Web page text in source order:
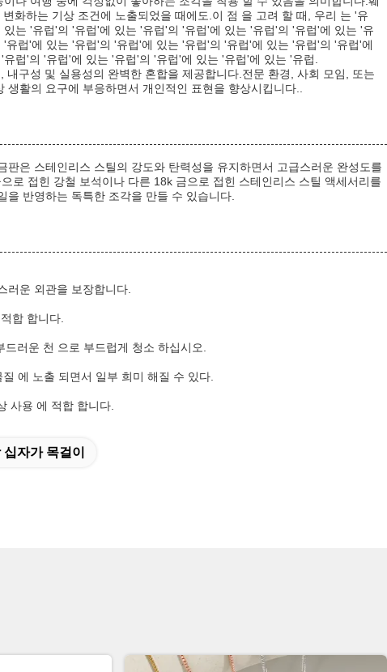
화하는 기상 조건에 노출되었을 때에도.이 점 을 고려 할 때, 우리 는 '유
는 '유럽'의 '유럽'에 있는 '유럽'의 '유럽'에 있는 '유럽'의 '유럽'에 있는 '유
럽'에 있는 '유럽'의 '유럽'에 있는 '유럽'의 '유럽'에 있는 '유럽'의 '유럽'에
럽'의 '유럽'에 있는 '유럽'의 '유럽'에 있는 '유럽'에 있는 '유럽.
구성 및 실용성의 완벽한 혼합을 제공합니다.전문 환경, 사회 모임, 또는
활의 요구에 부응하면서 개인적인 표현을 향상시킵니다..
은 스테인리스 스틸의 강도와 탄력성을 유지하면서 고급스러운 완성도를
로 접힌 강철 보석이나 다른 18k 금으로 접힌 스테인리스 스틸 액세서리를
반영하는 독특한 조각을 만들 수 있습니다.
러운 외관을 보장합니다.
합 합니다.
러운 천 으로 부드럽게 청소 하십시오.
에 노출 되면서 일부 희미 해질 수 있다.
사용 에 적합 합니다.
자가 목걸이